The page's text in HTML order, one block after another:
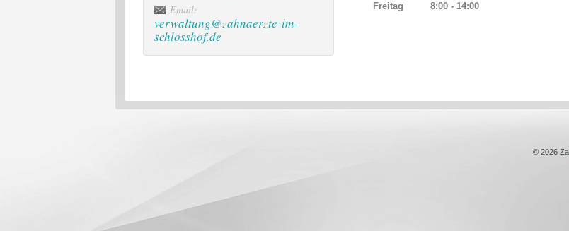
Email:
verwaltung@zahnaerzte-im-
schlosshof.de
Freitag
8:00 - 14:00
© 2026